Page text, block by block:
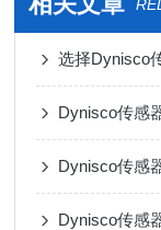
选择Dynisco
Dynisco传感
Dynisco传感
Dynisco传感